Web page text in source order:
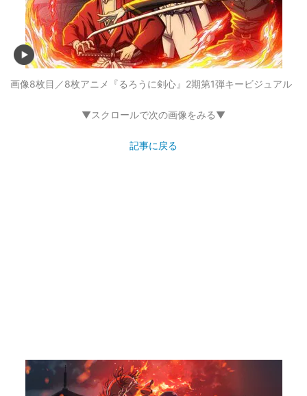
画像8枚目／8枚アニメ『るろうに剣心』2期第1弾キービジュアル
▼スクロールで次の画像をみる▼
記事に戻る